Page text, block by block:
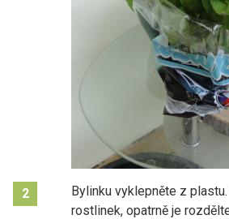
2
Bylinku vyklepněte z
rostlinek, opatrně je